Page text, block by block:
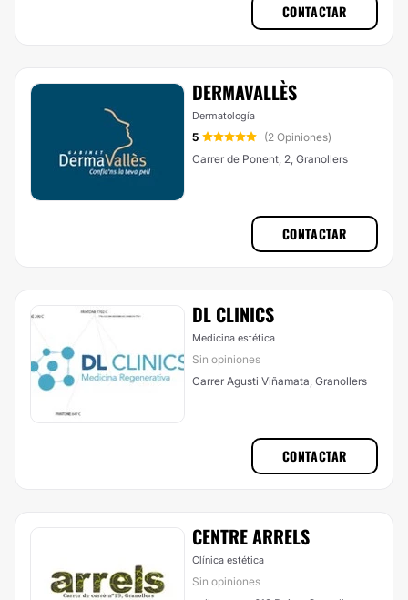
CONTACTAR
DERMAVALLÈS
Dermatología
5
(2 Opiniones)
Carrer de Ponent, 2, Granollers
CONTACTAR
DL CLINICS
Medicina estética
Sin opiniones
Carrer Agusti Viñamata, Granollers
CONTACTAR
CENTRE ARRELS
Clínica estética
Sin opiniones